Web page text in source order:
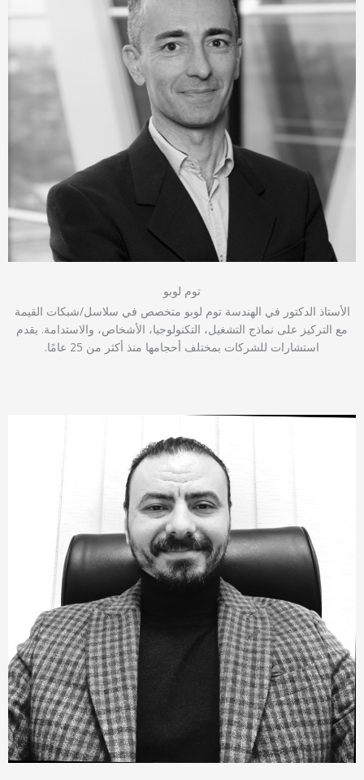
توم لوبو
الأستاذ الدكتور في الهندسة توم لوبو متخصص في سلاسل/شبكات القيمة
مع التركيز على نماذج التشغيل، التكنولوجيا، الأشخاص، والاستدامة. يقدم
استشارات للشركات بمختلف أحجامها منذ أكثر من 25 عامًا.